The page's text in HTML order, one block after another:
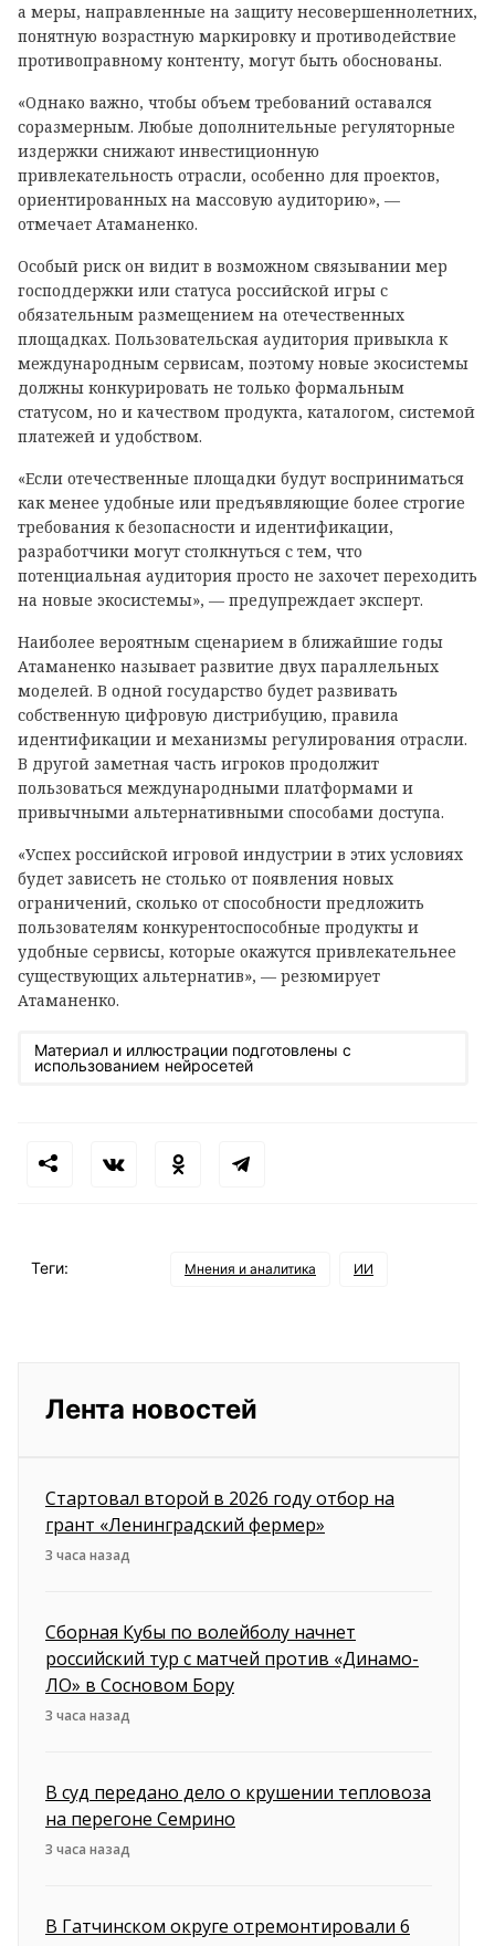
а меры, направленные на защиту несовершеннолетних,
понятную возрастную маркировку и противодействие
противоправному контенту, могут быть обоснованы.
«Однако важно, чтобы объем требований оставался
соразмерным. Любые дополнительные регуляторные
издержки снижают инвестиционную
привлекательность отрасли, особенно для проектов,
ориентированных на массовую аудиторию», —
отмечает Атаманенко.
Особый риск он видит в возможном связывании мер
господдержки или статуса российской игры с
обязательным размещением на отечественных
площадках. Пользовательская аудитория привыкла к
международным сервисам, поэтому новые экосистемы
должны конкурировать не только формальным
статусом, но и качеством продукта, каталогом, системой
платежей и удобством.
«Если отечественные площадки будут восприниматься
как менее удобные или предъявляющие более строгие
требования к безопасности и идентификации,
разработчики могут столкнуться с тем, что
потенциальная аудитория просто не захочет переходить
на новые экосистемы», — предупреждает эксперт.
Наиболее вероятным сценарием в ближайшие годы
Атаманенко называет развитие двух параллельных
моделей. В одной государство будет развивать
собственную цифровую дистрибуцию, правила
идентификации и механизмы регулирования отрасли.
В другой заметная часть игроков продолжит
пользоваться международными платформами и
привычными альтернативными способами доступа.
«Успех российской игровой индустрии в этих условиях
будет зависеть не столько от появления новых
ограничений, сколько от способности предложить
пользователям конкурентоспособные продукты и
удобные сервисы, которые окажутся привлекательнее
существующих альтернатив», — резюмирует
Атаманенко.
Материал и иллюстрации подготовлены с
использованием нейросетей
Теги: Мнения и аналитика ИИ
Лента новостей
Стартовал второй в 2026 году отбор на
грант «Ленинградский фермер»
3 часа назад
Сборная Кубы по волейболу начнет
российский тур с матчей против «Динамо-
ЛО» в Сосновом Бору
3 часа назад
В суд передано дело о крушении тепловоза
на перегоне Семрино
3 часа назад
В Гатчинском округе отремонтировали 6